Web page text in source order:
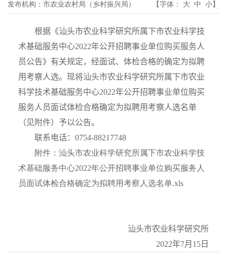
发布机构： 市农业农村局（乡村振兴局） 【字体： 大 中 小】
根据《汕头市农业科学研究所属下市农业科学技
术基础服务中心2022年公开招聘事业单位购买服务人
员公告》有关规定，经面试、体检合格的确定为拟聘
用考察人选。现将汕头市农业科学研究所属下市农业
科学技术基础服务中心2022年公开招聘事业单位购买
服务人员面试体检合格确定为拟聘用考察人选名单
（见附件）予以公告。
联系电话： 0754-88217748
附件：汕头市农业科学研究所属下市农业科学技
术基础服务中心2022年公开招聘事业单位购买服务人
员面试体检合格确定为拟聘用考察人选名单.xls
汕头市农业科学研究所
2022年7月 15 日